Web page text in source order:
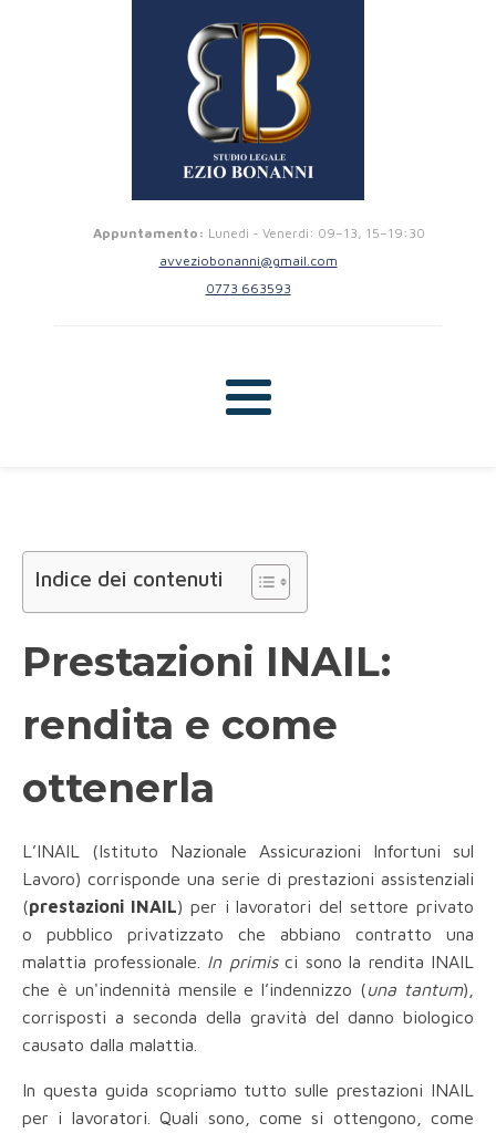
Appuntamento: Lunedi - Venerdi: 09–13, 15–19:30
avveziobonanni@gmail.com
0773 663593
Indice dei contenuti
Prestazioni INAIL:
rendita e come
ottenerla
L’INAIL (Istituto Nazionale Assicurazioni Infortuni sul
Lavoro) corrisponde una serie di prestazioni assistenziali
(prestazioni INAIL) per i lavoratori del settore privato
o pubblico privatizzato che abbiano contratto una
malattia professionale. In primisci sono la rendita INAIL
che è un'indennità mensile e l’indennizzo (una tantum),
corrisposti a seconda della gravità del danno biologico
causato dalla malattia.
In questa guida scopriamo tutto sulle prestazioni INAIL
per i lavoratori. Quali sono, come si ottengono, come